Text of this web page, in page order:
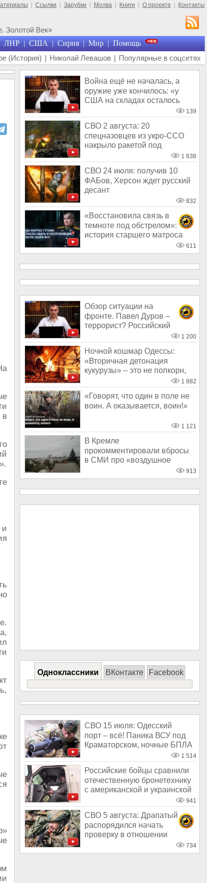
Ссылки Зарубки Молва Книги О проекте Контакты
Золотой Век»
ЛНР | США | Сирия | Мир | Помощь
(История) | Николай Левашов | Популярные в соцсетях
в
и
Война ещё не началась, а
оружие уже кончилось: «у
США на складах осталось
139
СВО 2 августа: 20
спецназовцев из укро-ССО
накрыло ракетой под
1 638
СВО 24 июля: получив 10
ФАБов, Херсон ждет русский
десант
832
«Восстановила связь в
темноте под обстрелом»:
история старшего матроса
611
Обзор ситуации на
фронте. Павел Дуров –
террорист? Российский
1 200
Ночной кошмар Одессы:
«Вторичная детонация
кукурузы» – это не попкорн,
1 882
«Говорят, что один в поле не
воин. А оказывается, воин!»
1 121
В Кремле
прокомментировали вбросы
в СМИ про «воздушное
913
Одноклассники ВКонтакте Facebook
СВО 15 июля: Одесский
порт – всё! Паника ВСУ под
Краматорском, ночные БПЛА
1 514
Российские бойцы сравнили
отечественную бронетехнику
с американской и украинской
941
СВО 5 августа: Драпатый
распорядился начать
проверку в отношении
734